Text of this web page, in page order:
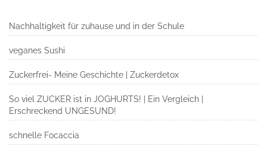
Nachhaltigkeit für zuhause und in der Schule
veganes Sushi
Zuckerfrei- Meine Geschichte | Zuckerdetox
So viel ZUCKER ist in JOGHURTS! | Ein Vergleich |
Erschreckend UNGESUND!
schnelle Focaccia